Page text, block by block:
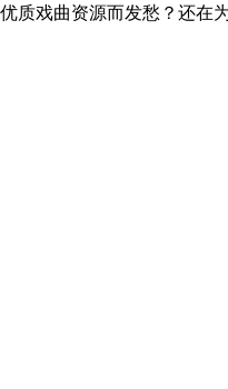
质戏曲资源而发愁？还在